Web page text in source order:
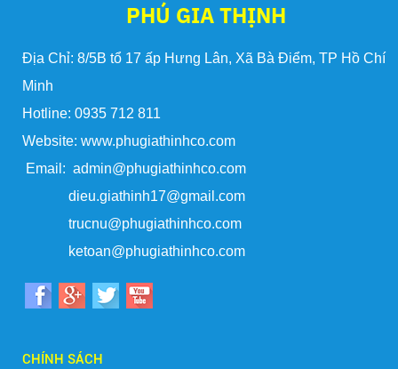
PHÚ GIA THỊNH
Địa Chỉ: 8/5B tổ 17 ấp Hưng Lân, Xã Bà Điểm, TP Hồ Chí
Minh
Hotline: 0935 712 811
Website: www.phugiathinhco.com
Email: admin@phugiathinhco.com
dieu.giathinh17@gmail.com
trucnu@phugiathinhco.com
ketoan@phugiathinhco.com
CHÍNH SÁCH